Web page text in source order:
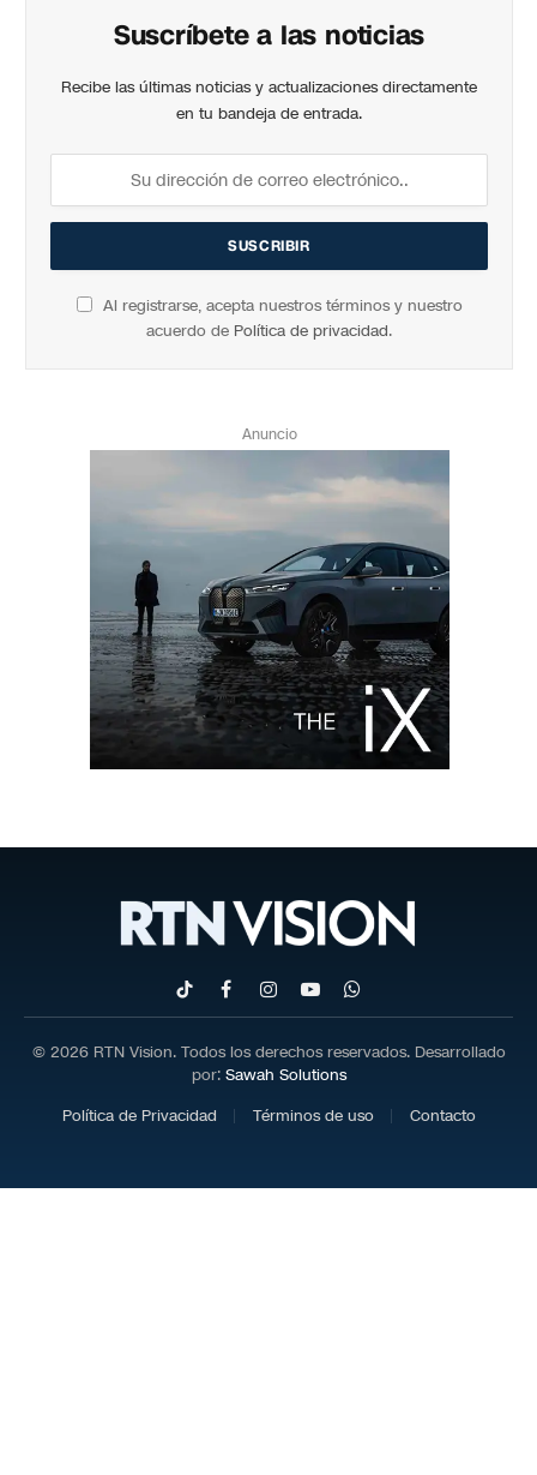
Suscríbete a las noticias
Recibe las últimas noticias y actualizaciones directamente
en tu bandeja de entrada.
Al registrarse, acepta nuestros términos y nuestro
acuerdo de Política de privacidad.
Anuncio
TikTokFacebookInstagram
YouTubeWhatsApp
© 2026 RTN Vision. Todos los derechos reservados. Desarrollado
por: Sawah Solutions
Política de Privacidad
Términos de uso Contacto